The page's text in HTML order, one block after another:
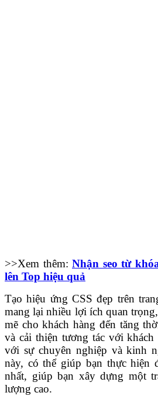
>>Xem thêm: Nhận seo từ
lên Top hiệu quả
Tạo hiệu ứng CSS đẹp trên
mang lại nhiều lợi ích quan
mẽ cho khách hàng đến tăng
và cải thiện tương tác với
với sự chuyên nghiệp và kinh
này, có thể giúp bạn thực hiện
nhất, giúp bạn xây dựng một
lượng cao.